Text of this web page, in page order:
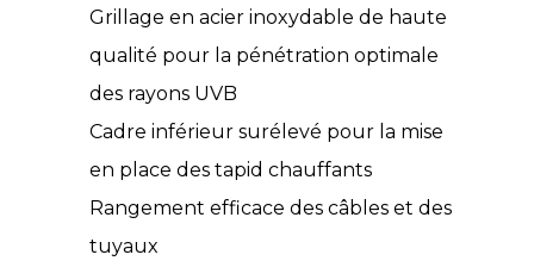
Grillage en acier inoxydable de haute
qualité pour la pénétration optimale
des rayons UVB
Cadre inférieur surélevé pour la mise
en place des tapid chauffants
Rangement efficace des câbles et des
tuyaux